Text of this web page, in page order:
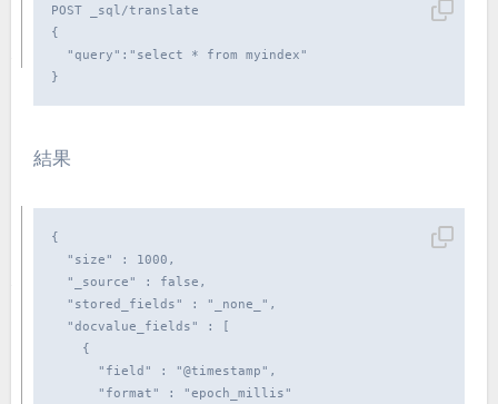
POST _sql/translate
{
  "query":"select * from myindex"
}
結果
{
  "size" : 1000,
  "_source" : false,
  "stored_fields" : "_none_",
  "docvalue_fields" : [
    {
      "field" : "@timestamp",
      "format" : "epoch_millis"